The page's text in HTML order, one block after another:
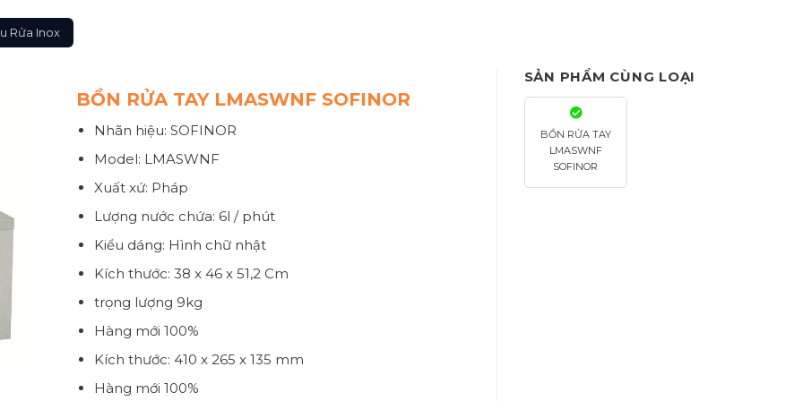
Rửa Inox
BỒN RỬA TAY LMASWNF SOFINOR
Nhãn hiệu: SOFINOR
Model: LMASWNF
Xuất xứ: Pháp
Lượng nước chứa: 6l / phút
Kiểu dáng: Hình chữ nhật
Kích thước: 38 x 46 x 51,2 Cm
trọng lượng 9kg
Hàng mới 100%
Kích thước: 410 x 265 x 135 mm
Hàng mới 100%
SẢN PHẨM CÙNG LOẠI
BỒN RỬA TAY
LMASWNF
SOFINOR